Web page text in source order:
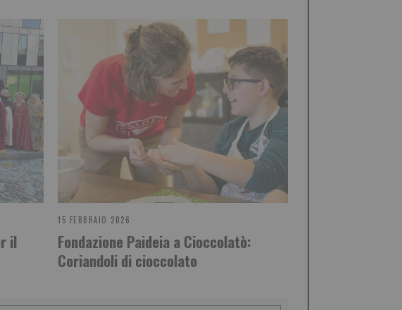
il
15 FEBBRAIO 2026
Fondazione Paideia a Cioccolatò:
Coriandoli di cioccolato